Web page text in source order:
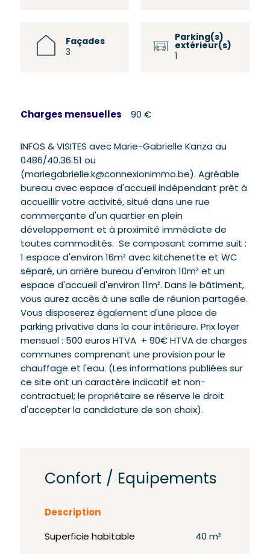
Façades
3
Parking(s)
extérieur(s)
Charges mensuelles 90 €
INFOS & VISITES avec Marie-Gabrielle Kanza au
0486/40.36.51 ou
(mariegabrielle.k@connexionimmo.be). Agréable
bureau avec espace d'accueil indépendant prêt à
accueillir votre activité, situé dans une rue
commerçante d'un quartier en plein
développement et à proximité immédiate de
toutes commodités. Se composant comme suit :
1 espace d'environ 16m² avec kitchenette et WC
séparé, un arrière bureau d'environ 10m² et un
espace d'accueil d'environ 11m². Dans le bâtiment,
vous aurez accès à une salle de réunion partagée.
Vous disposerez également d'une place de
parking privative dans la cour intérieure. Prix loyer
mensuel : 500 euros HTVA + 90€ HTVA de charges
communes comprenant une provision pour le
chauffage et l'eau. (Les informations publiées sur
ce site ont un caractère indicatif et non-
contractuel; le propriétaire se réserve le droit
d'accepter la candidature de son choix).
Confort / Equipements
Description
Superficie habitable 40 m²